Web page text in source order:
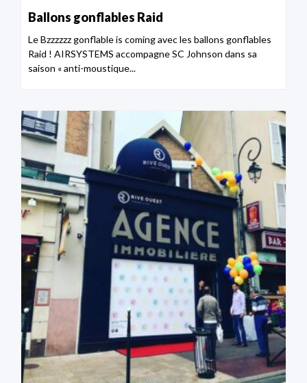
Ballons gonflables Raid
Le Bzzzzzz gonflable is coming avec les ballons gonflables
Raid ! AIRSYSTEMS accompagne SC Johnson dans sa
saison « anti-moustique...